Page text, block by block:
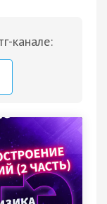
канале: